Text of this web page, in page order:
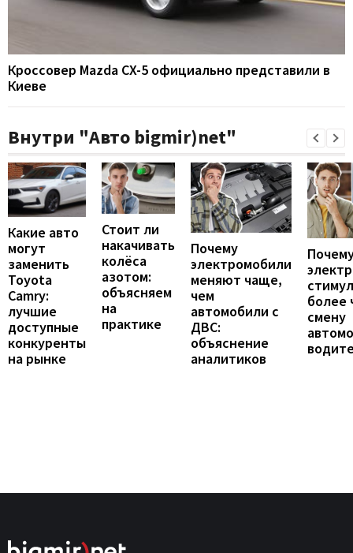
Кроссовер Mazda CX-5 официально представили в
Киеве
Внутри "Авто bigmir)net"
Какие авто
могут
заменить
Toyota
Camry:
лучшие
доступные
конкуренты
на рынке
Стоит ли
накачивать
колёса
азотом:
объясняем
на
практике
Почему
электромобили
меняют чаще,
чем
автомобили с
ДВС:
объяснение
аналитиков
более
смену